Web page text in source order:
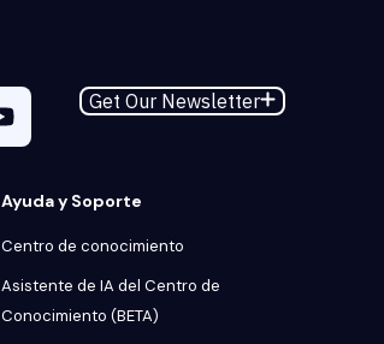
Get Our Newsletter
Ayuda y Soporte
Centro de conocimiento
Asistente de IA del Centro de
Conocimiento (BETA)